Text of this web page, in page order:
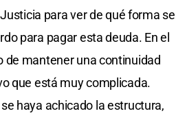
para ver de qué forma se
para pagar esta deuda. En el
de mantener una continuidad
que está muy complicada.
haya achicado la estructura,